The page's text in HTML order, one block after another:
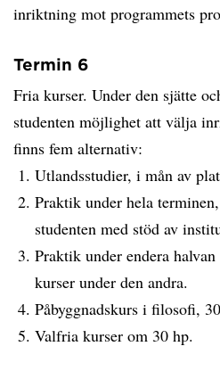
inriktning mot programmets
Termin 6
Fria kurser. Under den sjätte
studenten möjlighet att välja
finns fem alternativ:
Utlandsstudier, i mån av
Praktik under hela
studenten med stöd av
Praktik under endera
kurser under den andra.
Påbyggnadskurs i filosofi,
Valfria kurser om 30 hp.